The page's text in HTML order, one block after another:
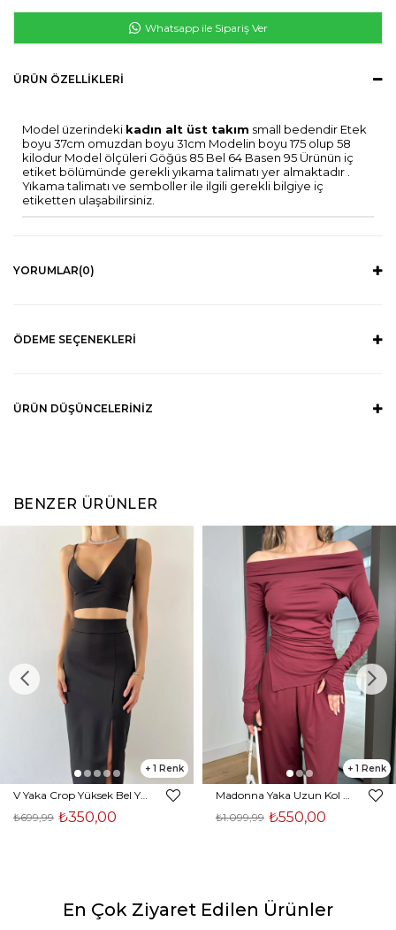
Whatsapp ile Sipariş Ver
ÜRÜN ÖZELLIKLERI
Model üzerindeki kadın alt üst takım small bedendir Etek
boyu 37cm omuzdan boyu 31cm Modelin boyu 175 olup 58
kilodur Model ölçüleri Göğüs 85 Bel 64 Basen 95 Ürünün iç
etiket bölümünde gerekli yıkama talimatı yer almaktadır .
Yıkama talimatı ve semboller ile ilgili gerekli bilgiye iç
etiketten ulaşabilirsiniz.
YORUMLAR(0)
ÖDEME SEÇENEKLERI
ÜRÜN DÜŞÜNCELERINIZ
BENZER ÜRÜNLER
1
₺350,00
₺699,99
1
₺550,00
₺1.099,99
En Çok Ziyaret Edilen Ürünler